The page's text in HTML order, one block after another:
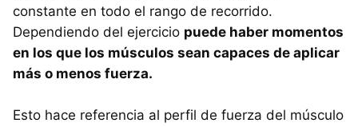
constante en todo el rango de recorrido.
Dependiendo del ejercicio puede haber momentos
en los que los músculos sean capaces de aplicar
más o menos fuerza.
Esto hace referencia al perfil de fuerza del músculo